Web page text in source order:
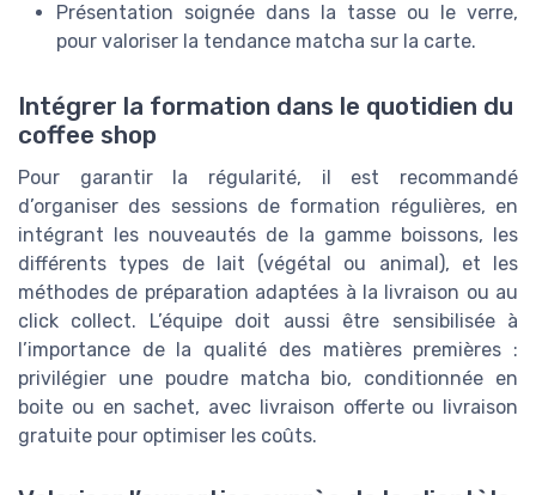
Présentation soignée dans la tasse ou le verre,
pour valoriser la tendance matcha sur la carte.
Intégrer la formation dans le quotidien du
coffee shop
Pour garantir la régularité, il est recommandé
d’organiser des sessions de formation régulières, en
intégrant les nouveautés de la gamme boissons, les
différents types de lait (végétal ou animal), et les
méthodes de préparation adaptées à la livraison ou au
click collect. L’équipe doit aussi être sensibilisée à
l’importance de la qualité des matières premières :
privilégier une poudre matcha bio, conditionnée en
boite ou en sachet, avec livraison offerte ou livraison
gratuite pour optimiser les coûts.